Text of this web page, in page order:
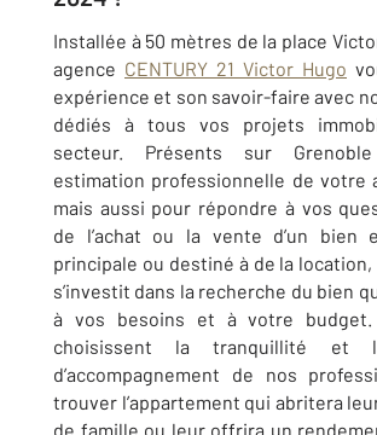
Installée à 50 mètres de la place
agence CENTURY 21 Victor Hugo
expérience et son savoir-faire avec
dédiés à tous vos projets
secteur. Présents sur Grenoble
estimation professionnelle de votre
mais aussi pour répondre à vos
de l’achat ou la vente d’un bien
principale ou destiné à de la
s’investit dans la recherche du bien
à vos besoins et à votre budget.
choisissent la tranquillité et
d’accompagnement de nos
trouver l’appartement qui abritera
de famille ou leur offrira un